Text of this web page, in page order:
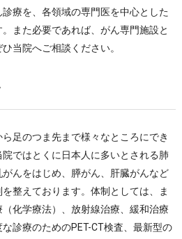
療を、各領域の専門医を中心とした
また必要であれば、がん専門施設と
当院へご相談ください。
足のつま先まで様々なところにでき
ではとくに日本人に多いとされる肺
んをはじめ、膵がん、肝臓がんなど
整えております。体制としては、ま
化学療法）、放射線治療、緩和治療
診療のためのPET-CT検査、最新型の